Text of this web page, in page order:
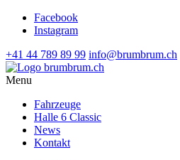
Facebook
Instagram
+41 44 789 89 99 info@brumbrum.ch
Menu
Fahrzeuge
Halle 6 Classic
News
Kontakt